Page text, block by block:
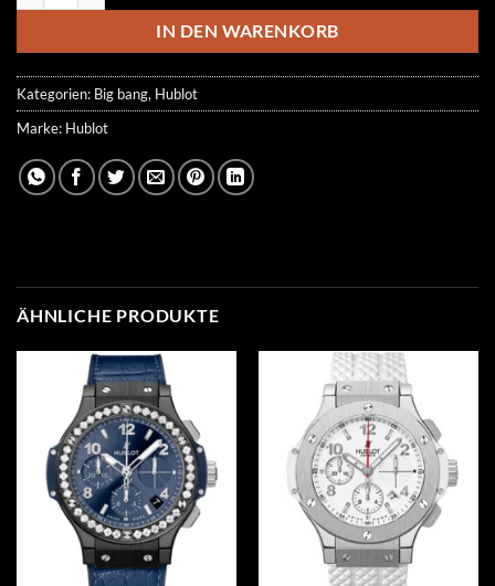
499.00 €269.00 €.
IN DEN WARENKORB
Kategorien: Big bang, Hublot
Marke: Hublot
ÄHNLICHE PRODUKTE